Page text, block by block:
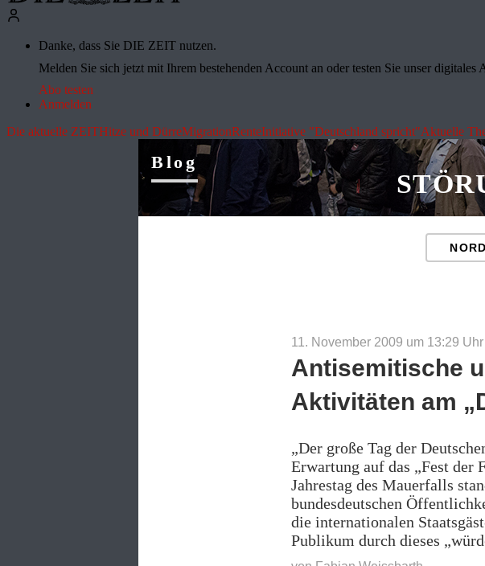
Danke, dass Sie DIE ZEIT nutzen.
Melden Sie sich jetzt mit Ihrem bestehenden Account an oder testen Sie unser
Abo testen
Anmelden
Die aktuelle ZEITHitze und DürreMigrationRenteInitiative "Deutschland spricht"Aktuelle
Blog
11. November 2009 um 13:29 Uhr
Antisemitische
Aktivitäten am
„Der große Tag der
Erwartung auf das „Fest der
Jahrestag des Mauerfalls
bundesdeutschen
die internationalen
Publikum durch dieses